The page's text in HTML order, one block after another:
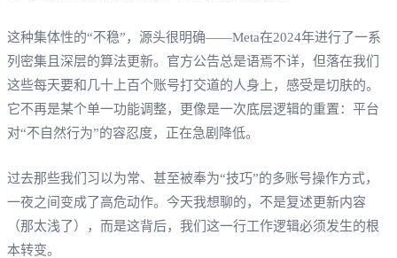
这种集体性的“不稳”，源头很明确——Meta在2024年进行了一系
列密集且深层的算法更新。官方公告总是语焉不详，但落在我们
这些每天要和几十上百个账号打交道的人身上，感受是切肤的。
它不再是某个单一功能调整，更像是一次底层逻辑的重置：平台
对“不自然行为”的容忍度，正在急剧降低。
过去那些我们习以为常、甚至被奉为“技巧”的多账号操作方式，
一夜之间变成了高危动作。今天我想聊的，不是复述更新内容
（那太浅了），而是这背后，我们这一行工作逻辑必须发生的根
本转变。